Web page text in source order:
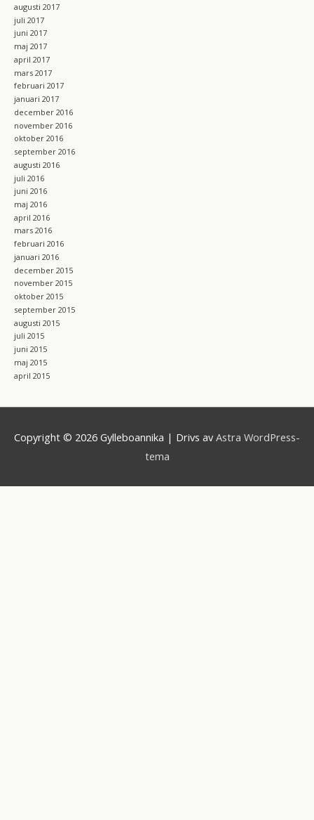
augusti 2017
juli 2017
juni 2017
maj 2017
april 2017
mars 2017
februari 2017
januari 2017
december 2016
november 2016
oktober 2016
september 2016
augusti 2016
juli 2016
juni 2016
maj 2016
april 2016
mars 2016
februari 2016
januari 2016
december 2015
november 2015
oktober 2015
september 2015
augusti 2015
juli 2015
juni 2015
maj 2015
april 2015
Copyright © 2026 Gylleboannika | Drivs av Astra WordPress-
tema